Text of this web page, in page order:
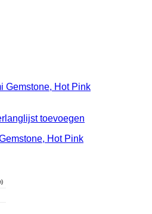
toevoegen
Hot Pink